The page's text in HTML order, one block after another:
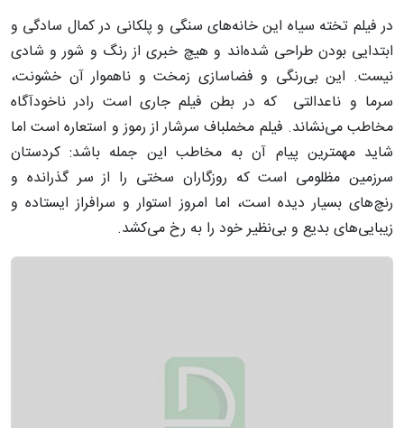
در فیلم تخته سیاه این خانه‌های سنگی و پلکانی در کمال سادگی و
ابتدایی بودن طراحی شده‌اند و هیچ خبری از رنگ و شور و شادی
نیست. این بی‌رنگی و فضاسازی زمخت و ناهموار آن خشونت،
سرما و ناعدالتی که در بطن فیلم جاری است رادر ناخودآگاه
مخاطب می‌نشاند. فیلم مخملباف سرشار از رموز و استعاره است اما
شاید مهمترین پیام آن به مخاطب این جمله باشد: کردستان
سرزمین مظلومی است که روزگاران سختی را از سر گذرانده و
رنچ‌های بسیار دیده است، اما امروز استوار و سرافراز ایستاده و
زیبایی‌های بدیع و بی‌نظیر خود را به رخ می‌کشد.